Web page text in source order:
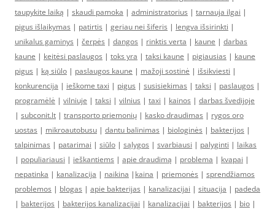
taupykite laiką | skaudi pamoka | administratorius | tarnauja ilgai |
pigus išlaikymas | patirtis | geriau nei šiferis | lengva išsirinkti |
unikalus gaminys | čerpės | dangos | rinktis verta | kaune | darbas
kaune | keitėsi paslaugos | toks yra | taksi kaune | pigiausias | kaune
pigus | ką siūlo | paslaugos kaune | mažoji sostinė | išsikviesti |
konkurencija | ieškome taxi | pigus | susisiekimas | taksi | paslaugos |
programėlė | vilniuje | taksi | vilnius | taxi | kainos | darbas švedijoje
| subconit.lt | transporto priemonių | kasko draudimas | rygos oro
uostas | mikroautobusu | dantu balinimas | biologinės | bakterijos |
talpinimas | patarimai | siūlo | sąlygos | svarbiausi | palyginti | laikas
| populiariausi | ieškantiems | apie draudimą | problema | kvapai |
nepatinka | kanalizacija | naikina | kaina | priemonės | sprendžiamos
problemos | blogas | apie bakterijas | kanalizacijai | situacija | padeda
| bakterijos | bakterijos kanalizacijai | kanalizacijai | bakterijos | bio |